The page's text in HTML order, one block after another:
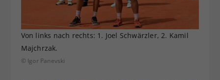
Von links nach rechts: 1. Joel Schwärzler, 2. Kamil
Majchrzak.
© Igor Panevski